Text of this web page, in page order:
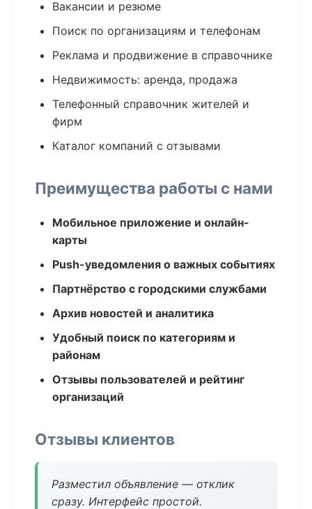
Вакансии и резюме
Поиск по организациям и телефонам
Реклама и продвижение в справочнике
Недвижимость: аренда, продажа
Телефонный справочник жителей и
фирм
Каталог компаний с отзывами
Преимущества работы с нами
Мобильное приложение и онлайн-
карты
Push-уведомления о важных событиях
Партнёрство с городскими службами
Архив новостей и аналитика
Удобный поиск по категориям и
районам
Отзывы пользователей и рейтинг
организаций
Отзывы клиентов
Разместил объявление — отклик
сразу. Интерфейс простой.